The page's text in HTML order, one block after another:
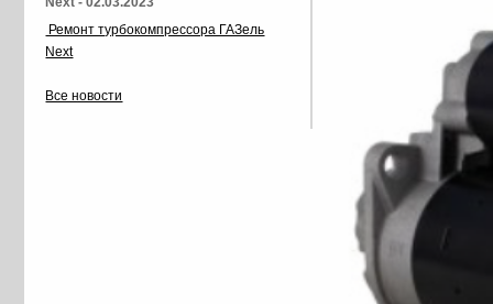
Ремонт турбокомпрессора ГАЗель
Next
Все новости